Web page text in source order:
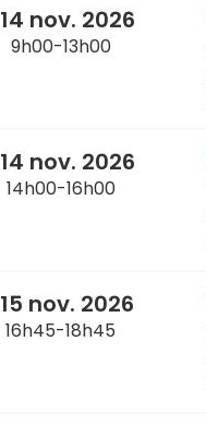
14 nov. 2026
9h00-13h00
14 nov. 2026
14h00-16h00
15 nov. 2026
16h45-18h45